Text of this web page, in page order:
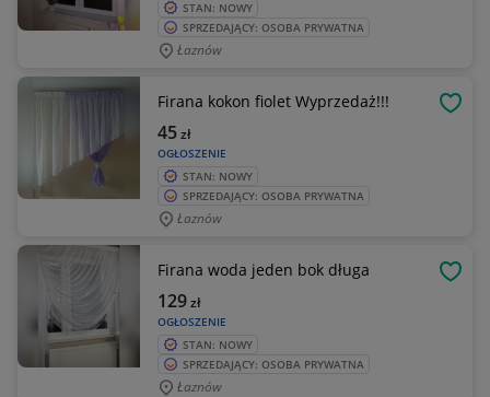
STAN: NOWY
SPRZEDAJĄCY: OSOBA PRYWATNA
Łaznów
Firana kokon fiolet Wyprzedaż!!!
OGŁOSZENIE
45zł
STAN: NOWY
SPRZEDAJĄCY: OSOBA PRYWATNA
Łaznów
Firana woda jeden bok długa
OGŁOSZENIE
129zł
STAN: NOWY
SPRZEDAJĄCY: OSOBA PRYWATNA
Łaznów